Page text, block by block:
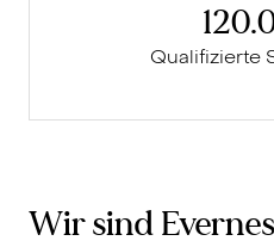
Qualifizierte
Wir sind